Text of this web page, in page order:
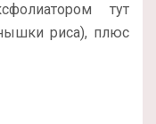
тут
риса), плюс